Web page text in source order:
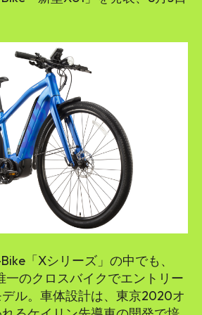
「Xシリーズ」の中でも、
一のクロスバイクでエントリー
ル。車体設計は、東京2020オ